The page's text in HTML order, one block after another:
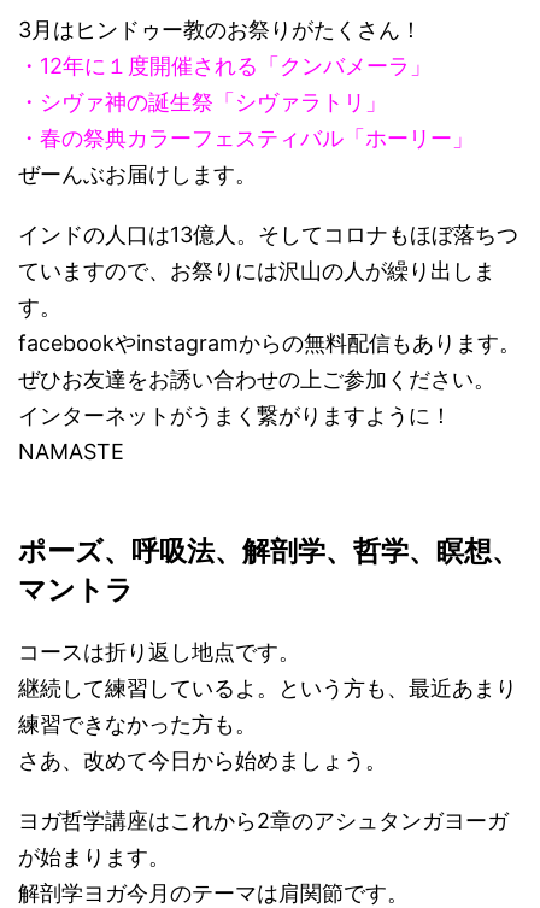
3月はヒンドゥー教のお祭りがたくさん！
・12年に１度開催される「クンバメーラ」
・シヴァ神の誕生祭「シヴァラトリ」
・春の祭典カラーフェスティバル「ホーリー」
ぜーんぶお届けします。
インドの人口は13億人。そしてコロナもほぼ落ちつ
ていますので、お祭りには沢山の人が繰り出しま
す。
facebookやinstagramからの無料配信もあります。
ぜひお友達をお誘い合わせの上ご参加ください。
インターネットがうまく繋がりますように！
NAMASTE
ポーズ、呼吸法、解剖学、哲学、瞑想、
マントラ
コースは折り返し地点です。
継続して練習しているよ。という方も、最近あまり
練習できなかった方も。
さあ、改めて今日から始めましょう。
ヨガ哲学講座はこれから2章のアシュタンガヨーガ
が始まります。
解剖学ヨガ今月のテーマは肩関節です。